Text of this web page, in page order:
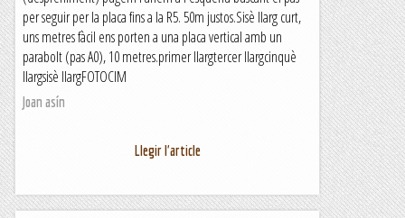
per seguir per la placa fins a la R5. 50m justos.Sisè llarg curt,
uns metres fàcil ens porten a una placa vertical amb un
parabolt (pas A0), 10 metres.primer llargtercer llargcinquè
llargsisè llargFOTOCIM
Joan asín
Llegir l'article